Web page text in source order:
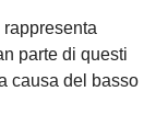
rappresenta
parte di questi
causa del basso